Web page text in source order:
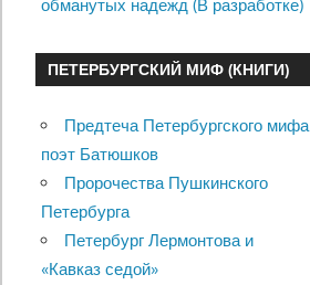
обманутых надежд (В разработке)
ПЕТЕРБУРГСКИЙ МИФ (КНИГИ)
Предтеча Петербургского мифа
поэт Батюшков
Пророчества Пушкинского
Петербурга
Петербург Лермонтова и
«Кавказ седой»